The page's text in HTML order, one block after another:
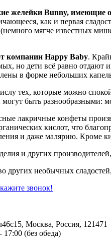
желейки Bunny, имеющие
как и первая
мягче известных
компании Happy Baby.
но дети всё равно отдают
в форме небольших
тех, которые можно
быть разнообразными:
лакричные конфеты
кислот, что
и даже малярию. Кроме
и других
необычных
звонок!
Москва, Россия, 121471
17:00 (без обеда)